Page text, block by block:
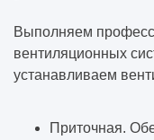
Выполняем
вентиляционных
устанавливаем
Приточная.